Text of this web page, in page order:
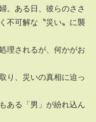
。ある日、彼らのささ
不可解な〝災い〟に襲
理されるが、何かがお
り、災いの真相に迫っ
ある「男」が紛れ込ん